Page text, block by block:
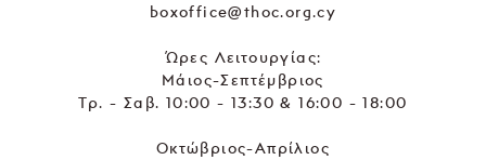
boxoffice@thoc.org.cy
Ώρες Λειτουργίας:
Μάιος-Σεπτέμβριος
Τρ. - Σαβ. 10:00 - 13:30 & 16:00 - 18:00
Οκτώβριος-Απρίλιος